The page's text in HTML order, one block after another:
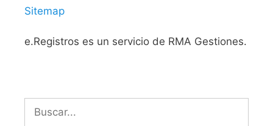
Sitemap
e.Registros es un servicio de RMA Gestiones.
Buscar: